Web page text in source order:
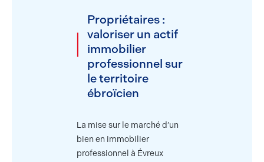
Propriétaires :
valoriser un actif
immobilier
professionnel sur
le territoire
ébroïcien
La mise sur le marché d’un
bien en immobilier
professionnel à Évreux